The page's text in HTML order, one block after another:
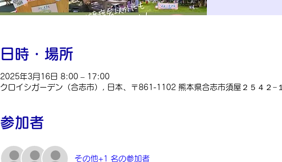
日時・場所
2025年3月16日 8:00 – 17:00
クロイシガーデン（合志市）, 日本、〒861-1102 熊本県合志市須屋２５４２−１
参加者
その他+1 名の参加者